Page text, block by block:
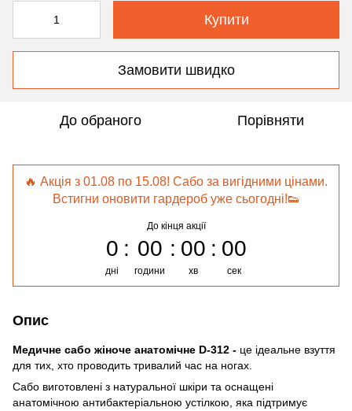
Купити
Замовити швидко
До обраного Порівняти
🔥 Акція з 01.08 по 15.08! Сабо за вигідними цінами.
Встигни оновити гардероб уже сьогодні!👟
До кінця акції
0
дні
00
години
00
хв
00
сек
Опис
Медичне сабо жіноче анатомічне D-312 - це ідеальне взуття
для тих, хто проводить тривалий час на ногах.
Сабо виготовлені з натуральної шкіри та оснащені
анатомічною антибактеріальною устілкою, яка підтримує